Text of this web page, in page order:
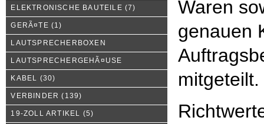
ELEKTRONISCHE BAUTEILE (7)
GERÃ¤TE (1)
LAUTSPRECHERBOXEN
LAUTSPRECHERGEHÃ¤USE
KABEL (30)
VERBINDER (139)
19-ZOLL ARTIKEL (5)
Waren
genauen
mitgeteilt.